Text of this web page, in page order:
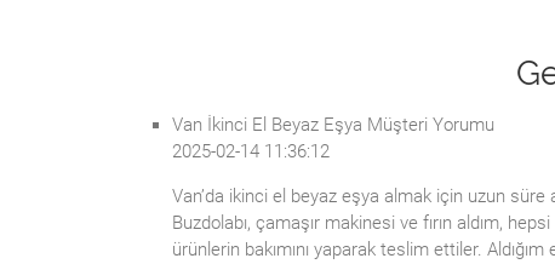
Van İkinci El Beyaz Eşya Müşteri Yorumu
2025-02-14 11:36:12
Van’da ikinci el beyaz eşya almak için uzun
Buzdolabı, çamaşır makinesi ve fırın aldım,
ürünlerin bakımını yaparak teslim ettiler.